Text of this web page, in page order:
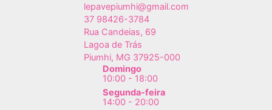
podem
ser
escolhidas
na
página
produto
lepavepiumhi@gmail.com
37 98426-3784
Rua Candeias, 69
Lagoa de Trás
Piumhi, MG 37925-000
Domingo
10:00 - 18:00
Segunda-feira
14:00 - 20:00